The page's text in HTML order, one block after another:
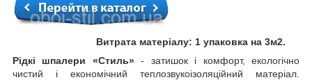
Витрата матеріалу: 1 упаковка на 3м2.
Рідкі шпалери «Стиль»- затишок і комфорт, екологічно
чистий і економічний теплозвукоізоляційний матеріал.